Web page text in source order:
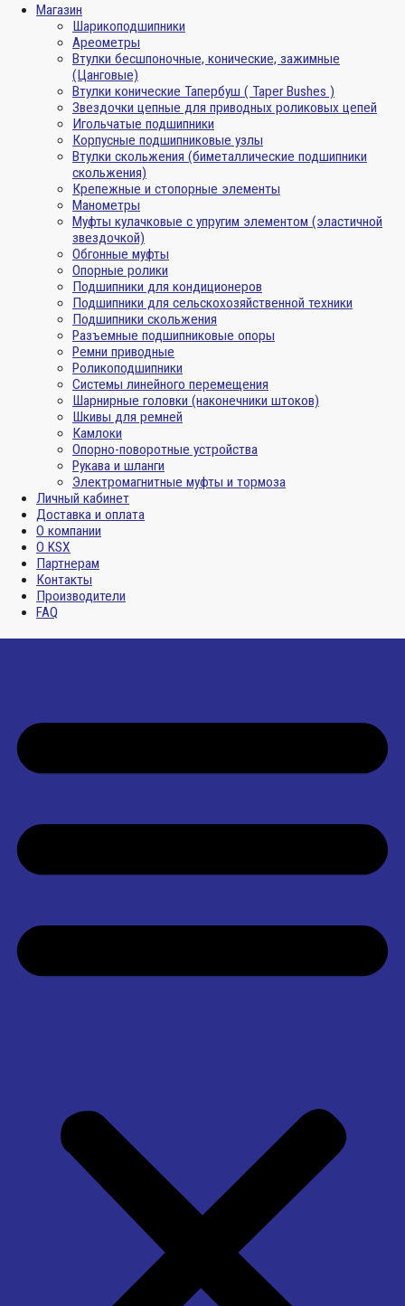
Магазин
Шарикоподшипники
Ареометры
Втулки бесшпоночные, конические, зажимные
(Цанговые)
Втулки конические Тапербуш ( Taper Bushes )
Звездочки цепные для приводных роликовых цепей
Игольчатые подшипники
Корпусные подшипниковые узлы
Втулки скольжения (биметаллические подшипники
скольжения)
Крепежные и стопорные элементы
Манометры
Муфты кулачковые с упругим элементом (эластичной
звездочкой)
Обгонные муфты
Опорные ролики
Подшипники для кондиционеров
Подшипники для сельскохозяйственной техники
Подшипники скольжения
Разъемные подшипниковые опоры
Ремни приводные
Роликоподшипники
Системы линейного перемещения
Шарнирные головки (наконечники штоков)
Шкивы для ремней
Камлоки
Опорно-поворотные устройства
Рукава и шланги
Электромагнитные муфты и тормоза
Личный кабинет
Доставка и оплата
О компании
О KSX
Партнерам
Контакты
Производители
FAQ